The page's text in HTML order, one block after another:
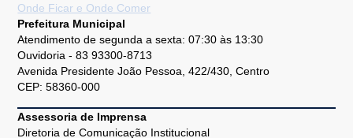
Onde Ficar e Onde Comer
Prefeitura Municipal
Atendimento de segunda a sexta: 07:30 às 13:30
Ouvidoria - 83 93300-8713
Avenida Presidente João Pessoa, 422/430, Centro
CEP: 58360-000
Assessoria de Imprensa
Diretoria de Comunicação Institucional